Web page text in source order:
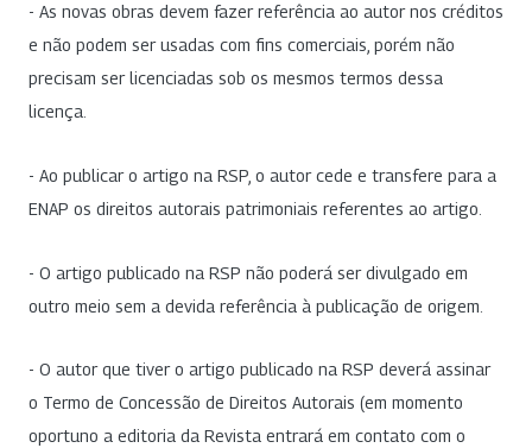
- As novas obras devem fazer referência ao autor nos créditos
e não podem ser usadas com fins comerciais, porém não
precisam ser licenciadas sob os mesmos termos dessa
licença.
- Ao publicar o artigo na RSP, o autor cede e transfere para a
ENAP os direitos autorais patrimoniais referentes ao artigo.
- O artigo publicado na RSP não poderá ser divulgado em
outro meio sem a devida referência à publicação de origem.
- O autor que tiver o artigo publicado na RSP deverá assinar
o Termo de Concessão de Direitos Autorais (em momento
oportuno a editoria da Revista entrará em contato com o